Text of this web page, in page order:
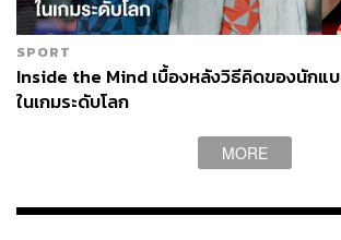
SPORT
Inside the Mind เบื้องหลังวิธีคิดของนักแ
ในเกมระดับโลก
MORE